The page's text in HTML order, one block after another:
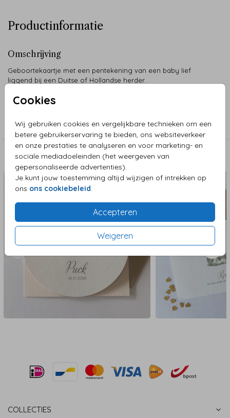
Cookies
Wij gebruiken cookies en vergelijkbare technieken om een
betere gebruikerservaring te bieden, ons websiteverkeer
en onze prestaties te analyseren en voor marketing- en
sociale mediadoeleinden (het weergeven van
gepersonaliseerde advertenties).
Je kunt jouw toestemming altijd wijzigen of intrekken op
ons ons cookiebeleid
Accepteren
Weigeren
Productinformatie
Omschrijving
Geboortekaartje met een pentekening van een baby lief
liggend bij een Duitse of Hollandse herder.
Pentekeningen
Aanbevolen
COLLECTIES